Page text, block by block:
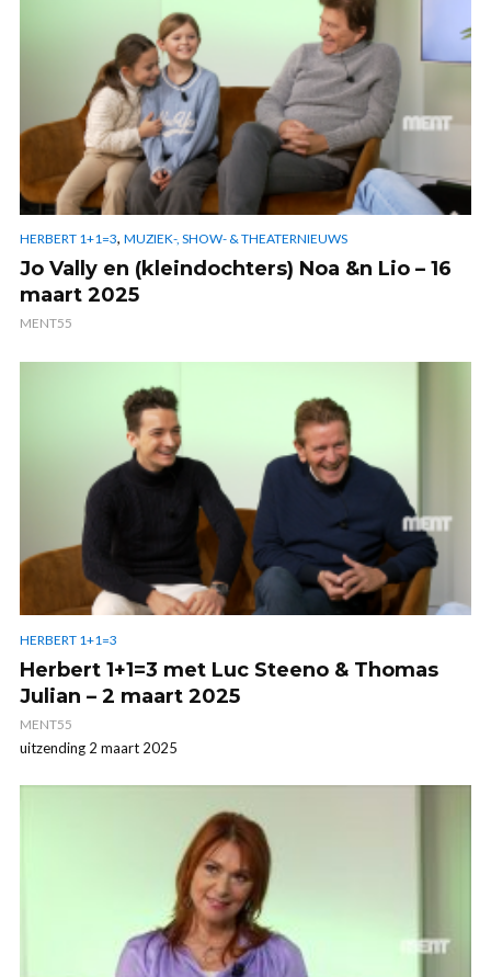
HERBERT 1+1=3, MUZIEK-, SHOW- & THEATERNIEUWS
Jo Vally en (kleindochters) Noa &n Lio – 16
maart 2025
MENT55
HERBERT 1+1=3
Herbert 1+1=3 met Luc Steeno & Thomas
Julian – 2 maart 2025
MENT55
uitzending 2 maart 2025